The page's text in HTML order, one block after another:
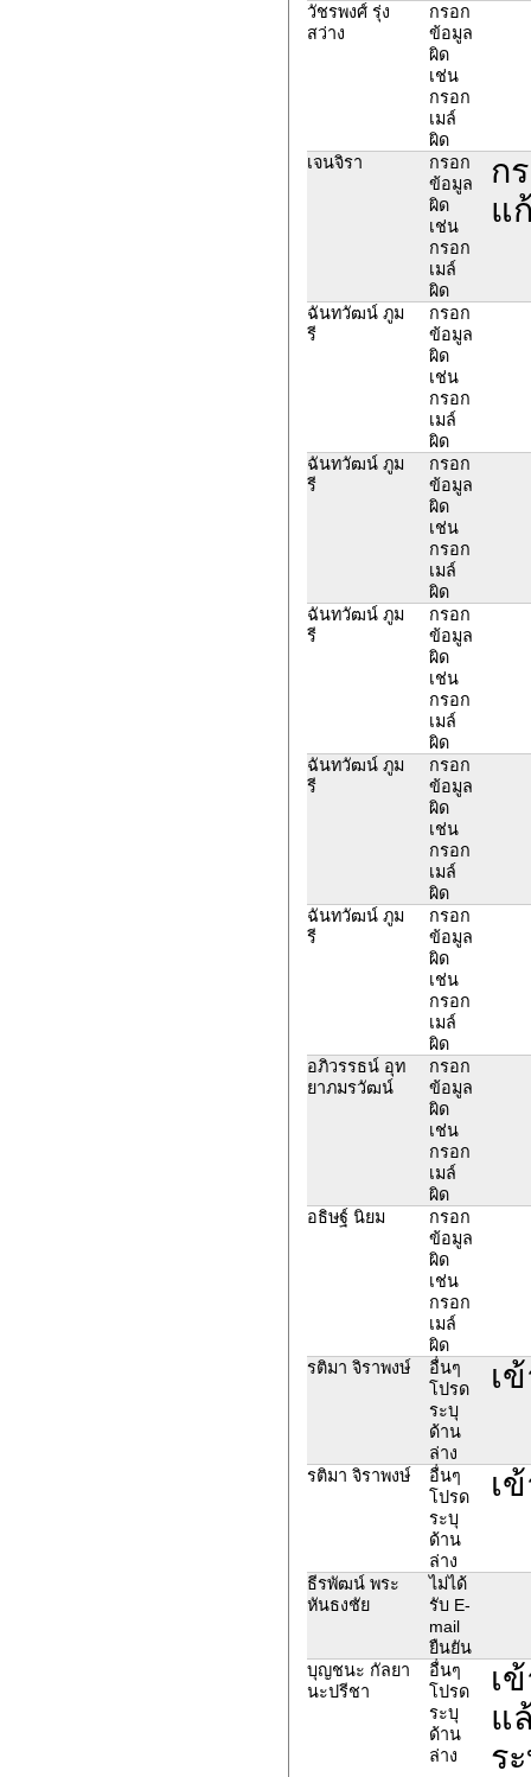
วัชรพงศ์ รุ่ง
สว่าง
กรอก
ข้อมูล
ผิด
เช่น
กรอก
เมล์
ผิด
เจนจิรา
กรอก
ข้อมูล
ผิด
เช่น
กรอก
เมล์
ผิด
ก
แ
ฉันทวัฒน์ ภูม
รี
กรอก
ข้อมูล
ผิด
เช่น
กรอก
เมล์
ผิด
ฉันทวัฒน์ ภูม
รี
กรอก
ข้อมูล
ผิด
เช่น
กรอก
เมล์
ผิด
ฉันทวัฒน์ ภูม
รี
กรอก
ข้อมูล
ผิด
เช่น
กรอก
เมล์
ผิด
ฉันทวัฒน์ ภูม
รี
กรอก
ข้อมูล
ผิด
เช่น
กรอก
เมล์
ผิด
ฉันทวัฒน์ ภูม
รี
กรอก
ข้อมูล
ผิด
เช่น
กรอก
เมล์
ผิด
อภิวรรธน์ อุท
ยาภมรวัฒน์
กรอก
ข้อมูล
ผิด
เช่น
กรอก
เมล์
ผิด
อธิษฐ์ นิยม
กรอก
ข้อมูล
ผิด
เช่น
กรอก
เมล์
ผิด
รติมา จิราพงษ์
อื่นๆ
โปรด
ระบุ
ด้าน
ล่าง
เ
รติมา จิราพงษ์
อื่นๆ
โปรด
ระบุ
ด้าน
ล่าง
เ
ธีรพัฒน์ พระ
หันธงชัย
ไม่ได้
รับ E-
mail
ยืนยัน
บุญชนะ กัลยา
นะปรีชา
อื่นๆ
โปรด
ระบุ
ด้าน
ล่าง
เ
แ
ร